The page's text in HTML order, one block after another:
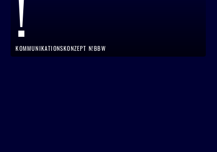
KOMMUNIKATIONSKONZEPT N!BBW